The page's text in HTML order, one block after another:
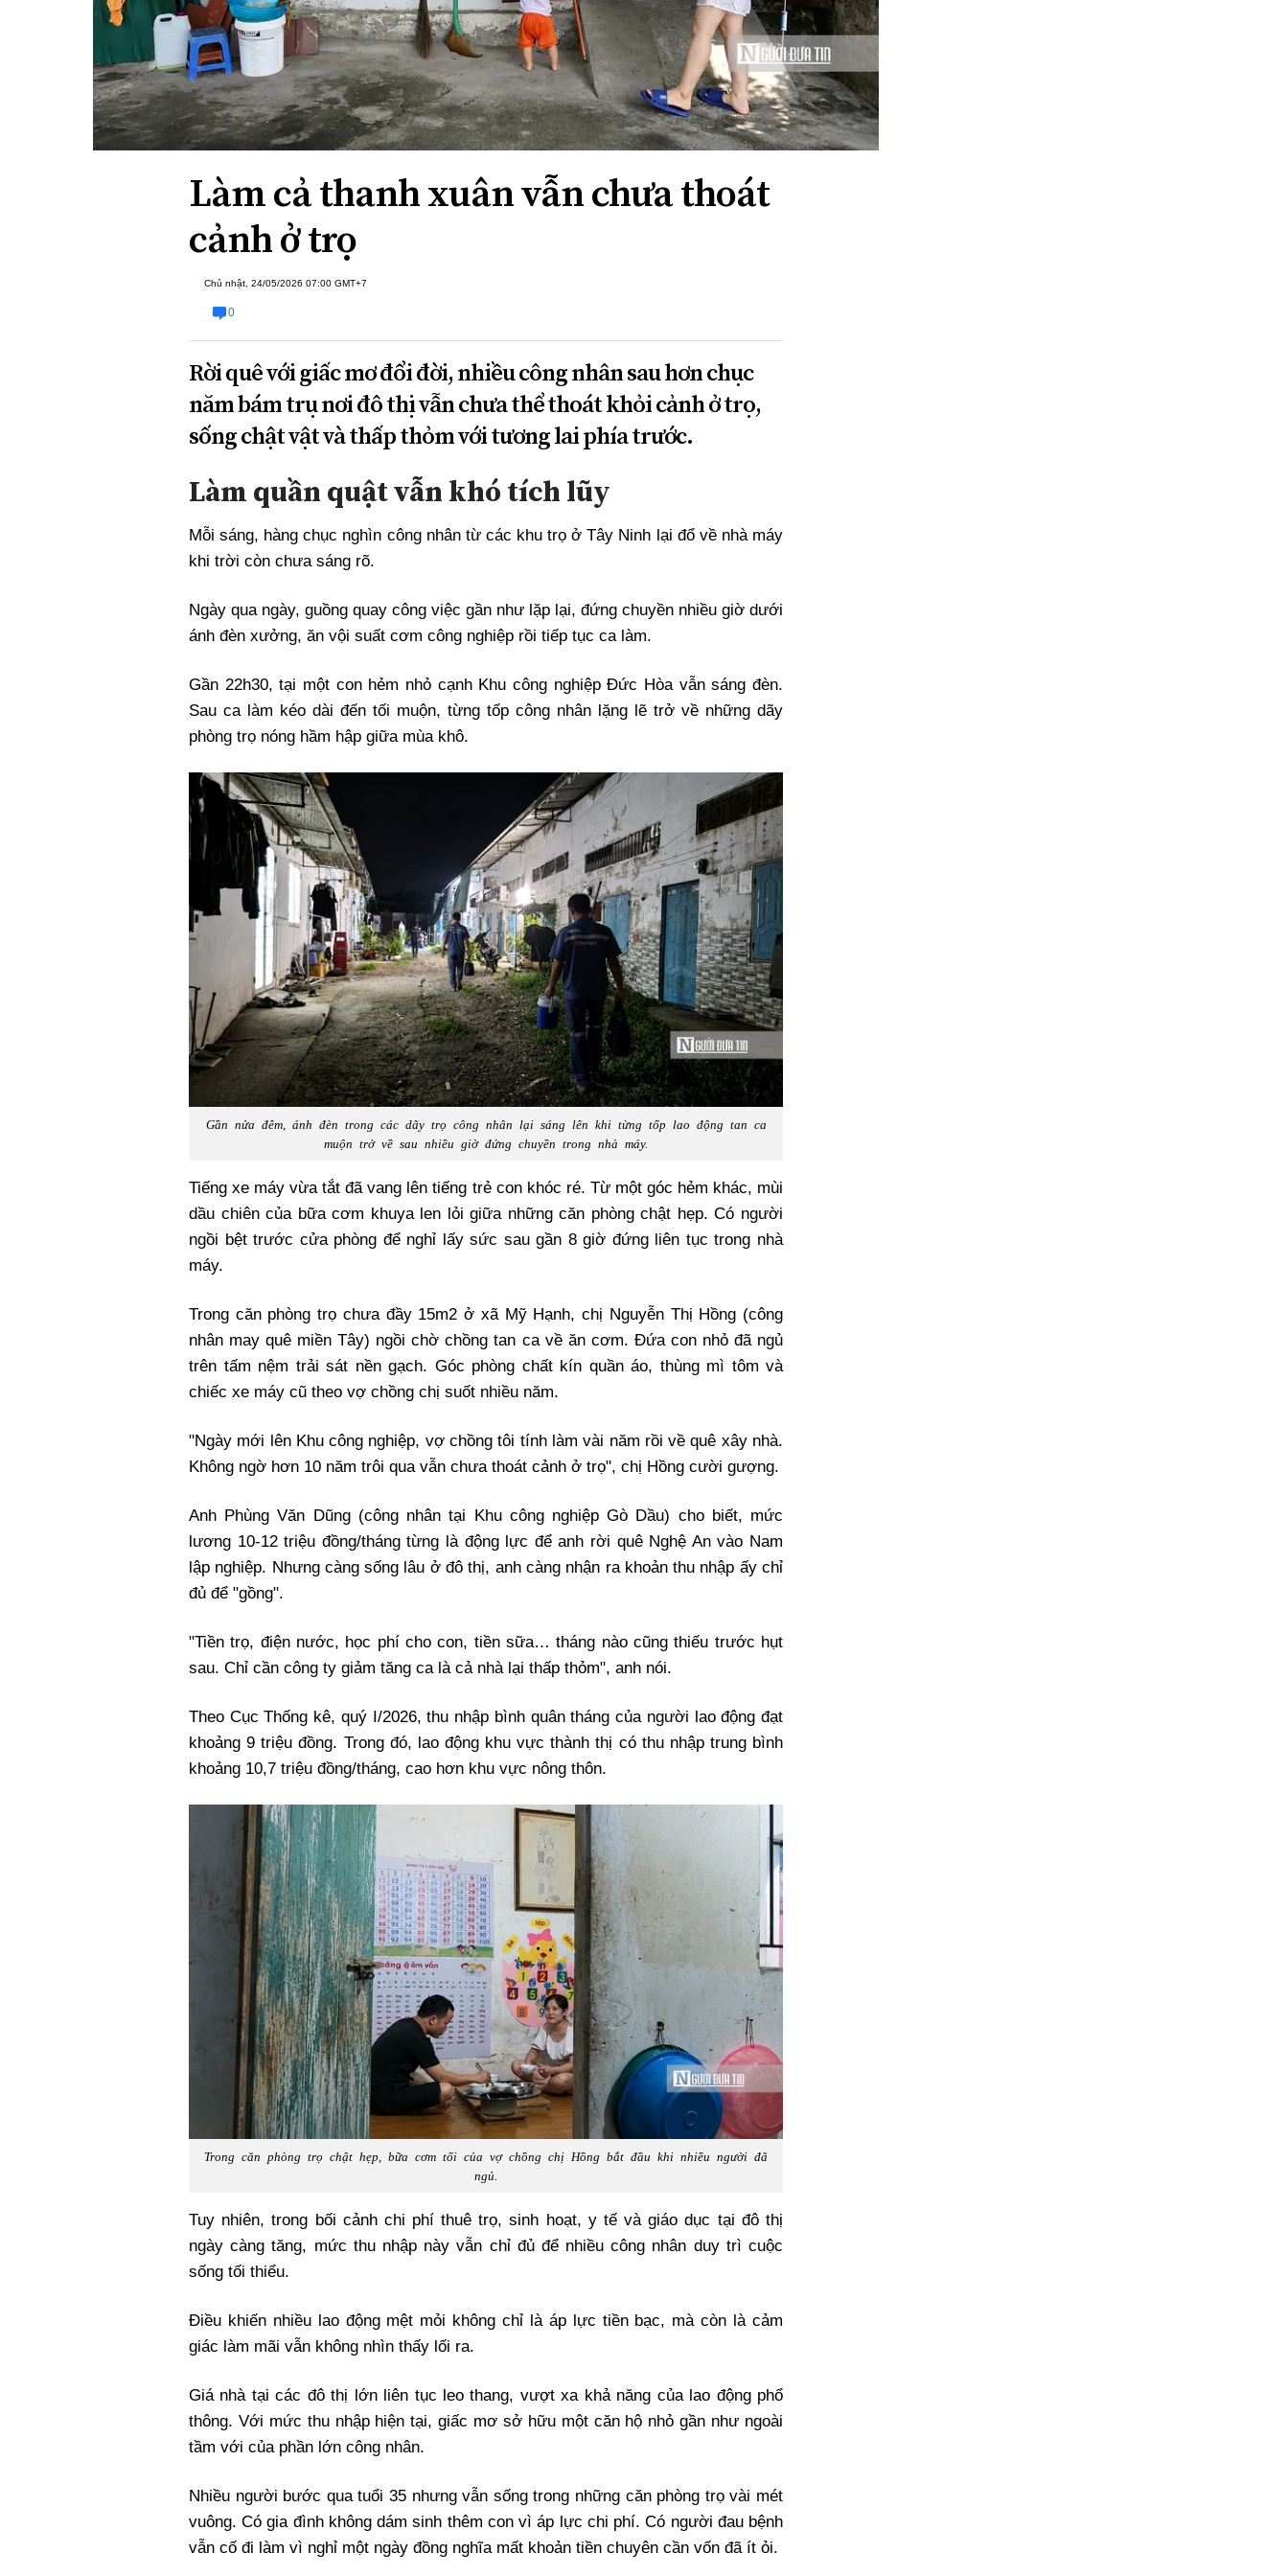
Xi nhan Trái Phải
Bạn đọc viết
Làm cả thanh xuân vẫn chưa thoát
cảnh ở trọ
Chủ nhật, 24/05/2026 07:00 GMT+7
0
Rời quê với giấc mơ đổi đời, nhiều công nhân sau hơn chục
năm bám trụ nơi đô thị vẫn chưa thể thoát khỏi cảnh ở trọ,
sống chật vật và thấp thỏm với tương lai phía trước.
Làm quần quật vẫn khó tích lũy
Mỗi sáng, hàng chục nghìn công nhân từ các khu trọ ở Tây Ninh lại đổ về nhà máy
khi trời còn chưa sáng rõ.
Ngày qua ngày, guồng quay công việc gần như lặp lại, đứng chuyền nhiều giờ dưới
ánh đèn xưởng, ăn vội suất cơm công nghiệp rồi tiếp tục ca làm.
Gần 22h30, tại một con hẻm nhỏ cạnh Khu công nghiệp Đức Hòa vẫn sáng đèn.
Sau ca làm kéo dài đến tối muộn, từng tốp công nhân lặng lẽ trở về những dãy
phòng trọ nóng hầm hập giữa mùa khô.
Gần nửa đêm, ánh đèn trong các dãy trọ công nhân lại sáng lên khi từng tốp lao động tan ca
muộn trở về sau nhiều giờ đứng chuyền trong nhà máy.
Tiếng xe máy vừa tắt đã vang lên tiếng trẻ con khóc ré. Từ một góc hẻm khác, mùi
dầu chiên của bữa cơm khuya len lỏi giữa những căn phòng chật hẹp. Có người
ngồi bệt trước cửa phòng để nghỉ lấy sức sau gần 8 giờ đứng liên tục trong nhà
máy.
Trong căn phòng trọ chưa đầy 15m2 ở xã Mỹ Hạnh, chị Nguyễn Thị Hồng (công
nhân may quê miền Tây) ngồi chờ chồng tan ca về ăn cơm. Đứa con nhỏ đã ngủ
trên tấm nệm trải sát nền gạch. Góc phòng chất kín quần áo, thùng mì tôm và
chiếc xe máy cũ theo vợ chồng chị suốt nhiều năm.
"Ngày mới lên Khu công nghiệp, vợ chồng tôi tính làm vài năm rồi về quê xây nhà.
Không ngờ hơn 10 năm trôi qua vẫn chưa thoát cảnh ở trọ", chị Hồng cười gượng.
Anh Phùng Văn Dũng (công nhân tại Khu công nghiệp Gò Dầu) cho biết, mức
lương 10-12 triệu đồng/tháng từng là động lực để anh rời quê Nghệ An vào Nam
lập nghiệp. Nhưng càng sống lâu ở đô thị, anh càng nhận ra khoản thu nhập ấy chỉ
đủ để "gồng".
"Tiền trọ, điện nước, học phí cho con, tiền sữa… tháng nào cũng thiếu trước hụt
sau. Chỉ cần công ty giảm tăng ca là cả nhà lại thấp thỏm", anh nói.
Theo Cục Thống kê, quý I/2026, thu nhập bình quân tháng của người lao động đạt
khoảng 9 triệu đồng. Trong đó, lao động khu vực thành thị có thu nhập trung bình
khoảng 10,7 triệu đồng/tháng, cao hơn khu vực nông thôn.
Trong căn phòng trọ chật hẹp, bữa cơm tối của vợ chồng chị Hồng bắt đầu khi nhiều người đã
ngủ.
Tuy nhiên, trong bối cảnh chi phí thuê trọ, sinh hoạt, y tế và giáo dục tại đô thị
ngày càng tăng, mức thu nhập này vẫn chỉ đủ để nhiều công nhân duy trì cuộc
sống tối thiểu.
Điều khiến nhiều lao động mệt mỏi không chỉ là áp lực tiền bạc, mà còn là cảm
giác làm mãi vẫn không nhìn thấy lối ra.
Giá nhà tại các đô thị lớn liên tục leo thang, vượt xa khả năng của lao động phổ
thông. Với mức thu nhập hiện tại, giấc mơ sở hữu một căn hộ nhỏ gần như ngoài
tầm với của phần lớn công nhân.
Nhiều người bước qua tuổi 35 nhưng vẫn sống trong những căn phòng trọ vài mét
vuông. Có gia đình không dám sinh thêm con vì áp lực chi phí. Có người đau bệnh
vẫn cố đi làm vì nghỉ một ngày đồng nghĩa mất khoản tiền chuyên cần vốn đã ít ỏi.